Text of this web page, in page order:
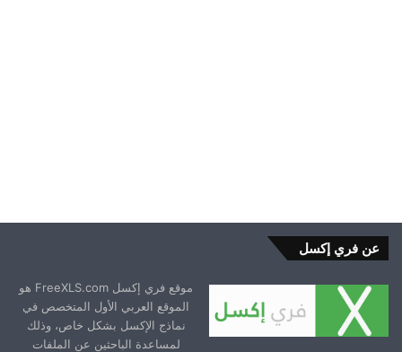
عن فري إكسل
موقع فري إكسل FreeXLS.com هو
الموقع العربي الأول المتخصص في
نماذج الإكسل بشكل خاص، وذلك
لمساعدة الباحثين عن الملفات